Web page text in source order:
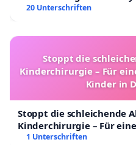
20 Unterschriften
Stoppt die
Kinderchirurgie – Für
Kinder in
Stoppt die schleichende
Kinderchirurgie – Für
Kinder in Deutschland
1 Unterschriften